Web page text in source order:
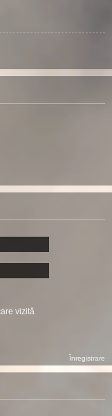
vizită
Înregistrare